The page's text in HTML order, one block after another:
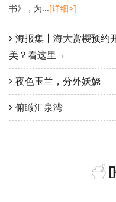
书》，为...[详细>]
海报集丨海大赏樱预约
美？看这里→
夜色玉兰，分外妖娆
俯瞰汇泉湾